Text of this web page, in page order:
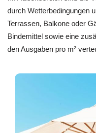
durch Wetterbedingungen
Terrassen, Balkone oder
Bindemittel sowie eine
den Ausgaben pro m²